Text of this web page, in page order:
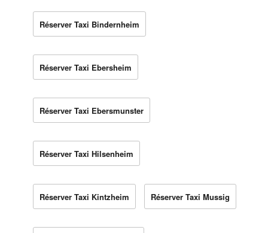
Réserver Taxi Bindernheim
Réserver Taxi Ebersheim
Réserver Taxi Ebersmunster
Réserver Taxi Hilsenheim
Réserver Taxi Kintzheim Réserver Taxi Mussig